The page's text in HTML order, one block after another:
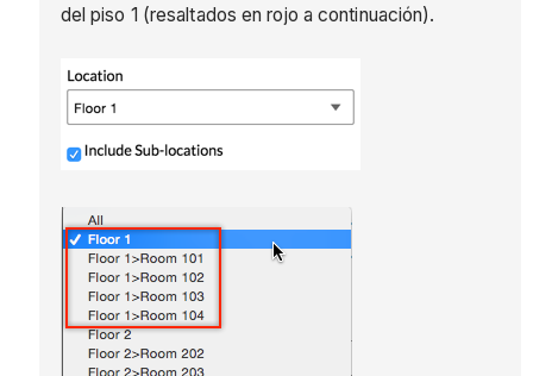
del piso 1 (resaltados en rojo a continuación).